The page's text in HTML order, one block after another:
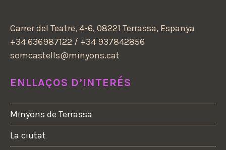
Carrer del Teatre, 4-6, 08221 Terrassa, Espanya
+34 636987122 / +34 937842856
somcastells@minyons.cat
ENLLAÇOS D’INTERÉS
Minyons de Terrassa
La ciutat